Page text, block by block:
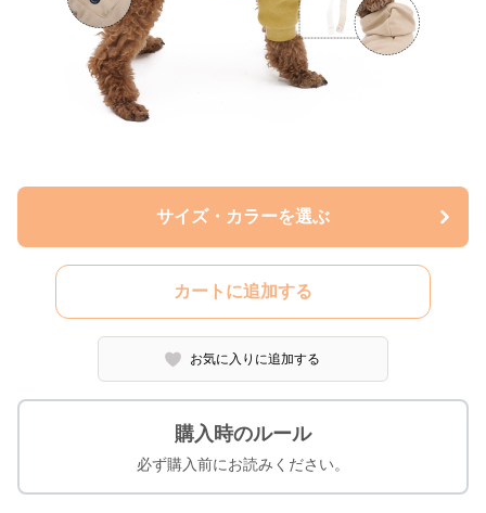
サイズ・カラーを選ぶ
カートに追加する
お気に入りに追加する
購入時のルール
必ず購入前にお読みください。